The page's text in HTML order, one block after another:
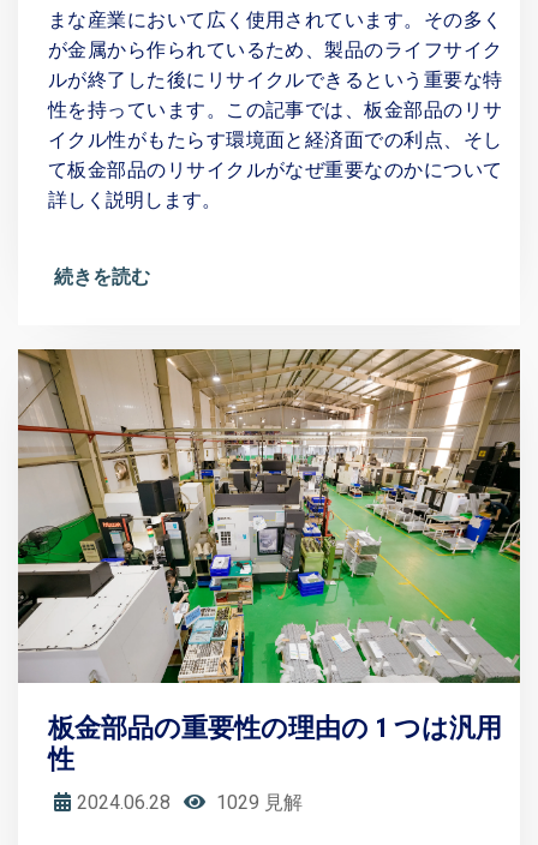
まな産業において広く使用されています。その多く
が金属から作られているため、製品のライフサイク
ルが終了した後にリサイクルできるという重要な特
性を持っています。この記事では、板金部品のリサ
イクル性がもたらす環境面と経済面での利点、そし
て板金部品のリサイクルがなぜ重要なのかについて
詳しく説明します。
続きを読む
板金部品の重要性の理由の 1 つは汎用
性
2024.06.28 1029 見解